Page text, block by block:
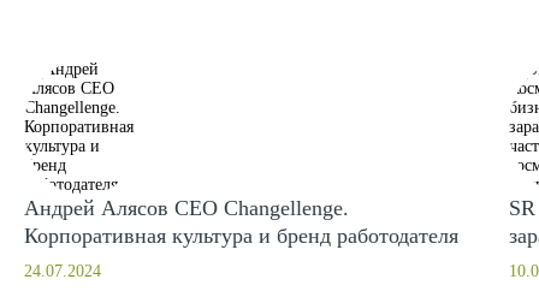
Андрей Алясов CEO Changellenge.
Корпоративная культура и бренд работодателя
24.07.2024